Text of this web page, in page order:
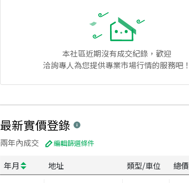
本社區近期沒有成交紀錄，歡迎
洽詢專人為您提供專業市場行情的服務吧！
最新實價登錄
兩年內成交 編輯篩選條件
年月 地址 類型/車位 總價